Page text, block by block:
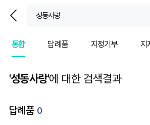
뒤
통합 답례품 지정기부 지
'성동사랑'에 대한 검색결과
답례품 0